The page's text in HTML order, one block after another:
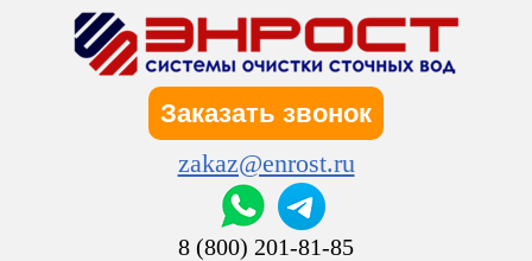
Заказать звонок
zakaz@enrost.ru
8 (800) 201-81-85